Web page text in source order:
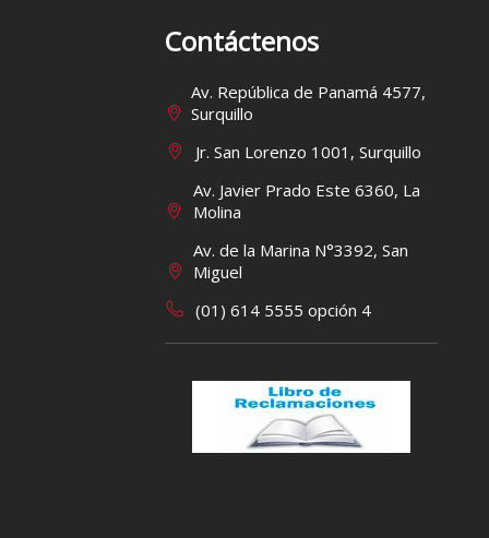
Contáctenos
Av. República de Panamá 4577,
Surquillo
Jr. San Lorenzo 1001, Surquillo
Av. Javier Prado Este 6360, La
Molina
Av. de la Marina N°3392, San
Miguel
(01) 614 5555 opción 4